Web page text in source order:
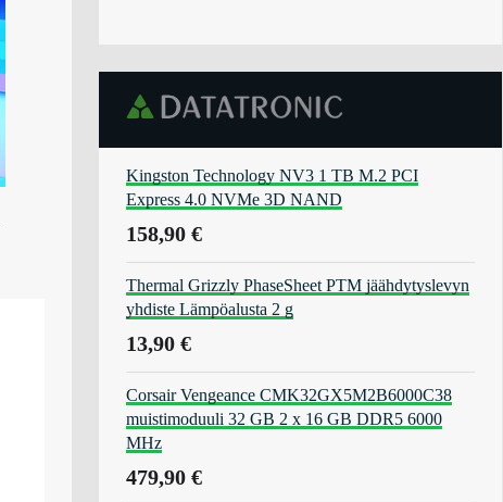
Kingston Technology NV3 1 TB M.2 PCI
Express 4.0 NVMe 3D NAND
158,90 €
Thermal Grizzly PhaseSheet PTM jäähdytyslevyn
yhdiste Lämpöalusta 2 g
13,90 €
Corsair Vengeance CMK32GX5M2B6000C38
muistimoduuli 32 GB 2 x 16 GB DDR5 6000
MHz
479,90 €